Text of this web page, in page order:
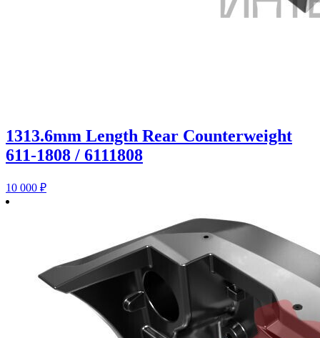
1313.6mm Length Rear Counterweight
611-1808 / 6111808
10 000 ₽